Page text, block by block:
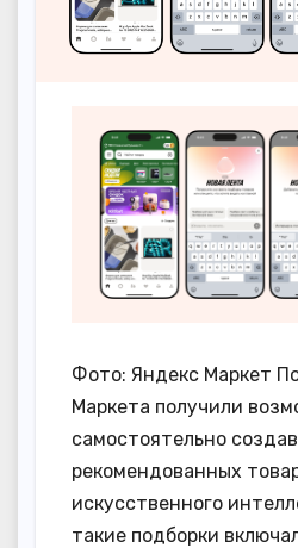
Фото: Яндекс Маркет
Маркета получили
самостоятельно
рекомендованных
искусственного
такие подборки